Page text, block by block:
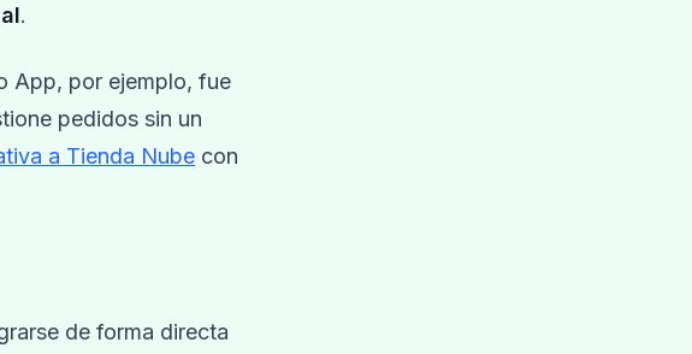
.
App, por ejemplo, fue
pedidos sin un
a Tienda Nube con
de forma directa